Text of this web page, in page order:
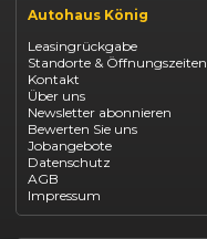
Renault Captur Leasing
Opel Astra leasen
Opel Mokka kaufen
Opel Grandland finanzieren
Opel Vivaro Gewerbeleasing
Fiat 500 finanzieren
Fiat Panda leasen
Dacia Duster finanzieren
Dacia Sandero kaufen
Dacia Jogger leasen
Jeep Compass leasen
Jeep Renegade finanzieren
Autohaus König
Leasingrückgabe
Standorte & Öffnungszeiten
Kontakt
Über uns
Newsletter abonnieren
Bewerten Sie uns
Jobangebote
Datenschutz
AGB
Impressum